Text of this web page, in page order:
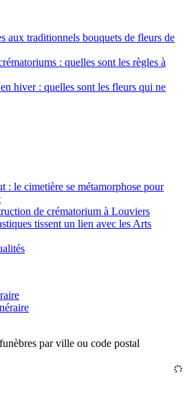
aux traditionnels bouquets de fleurs de
: quelles sont les règles à
hiver : quelles sont les fleurs qui ne
: le cimetière se métamorphose pour
de crématorium à Louviers
tissent un lien avec les Arts
par ville ou code postal